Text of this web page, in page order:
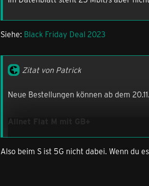
Siehe: Black Friday Deal 2023
Zitat von Patrick
Neue Bestellungen können ab dem
44 GB statt 10 GB inkl. LTE 50
Also beim S ist 5G nicht dabei. Wenn du